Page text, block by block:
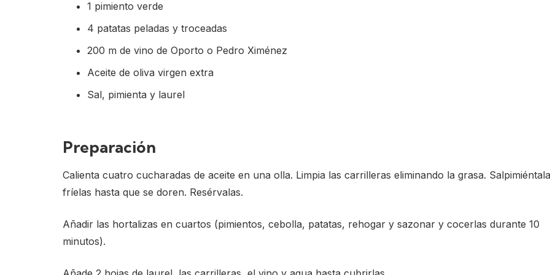
1 pimiento verde
4 patatas peladas y troceadas
200 m de vino de Oporto o Pedro Ximénez
Aceite de oliva virgen extra
Sal, pimienta y laurel
Preparación
Calienta cuatro cucharadas de aceite en una olla. Limpia las carrilleras eliminando la grasa.
fríelas hasta que se doren. Resérvalas.
Añadir las hortalizas en cuartos (pimientos, cebolla, patatas, rehogar y sazonar y cocerlas durante 10
minutos).